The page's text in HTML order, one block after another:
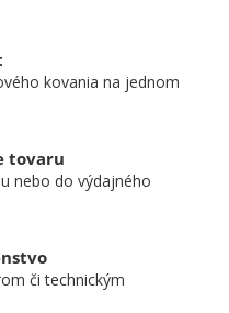
kovania na jednom
tovaru
nebo do výdajného
či technickým